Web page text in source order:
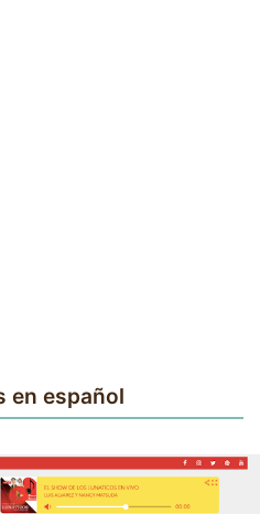
en español